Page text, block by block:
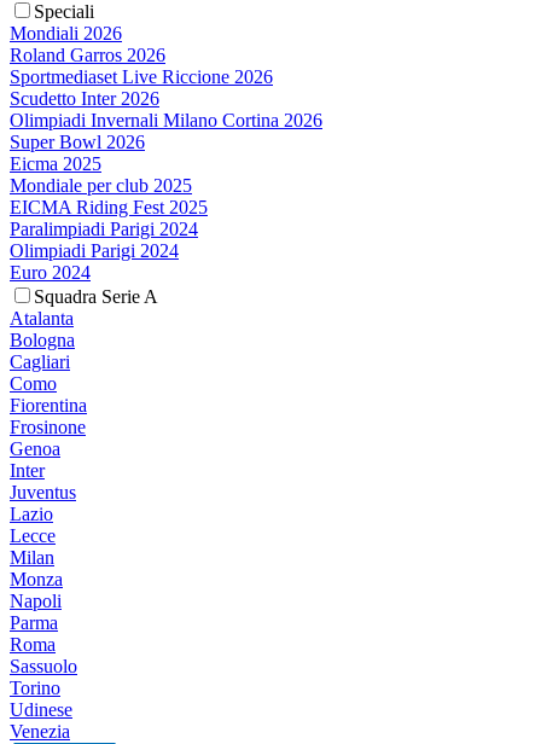
Speciali
Mondiali 2026
Roland Garros 2026
Sportmediaset Live Riccione 2026
Scudetto Inter 2026
Olimpiadi Invernali Milano Cortina 2026
Super Bowl 2026
Eicma 2025
Mondiale per club 2025
EICMA Riding Fest 2025
Paralimpiadi Parigi 2024
Olimpiadi Parigi 2024
Euro 2024
Squadra Serie A
Atalanta
Bologna
Cagliari
Como
Fiorentina
Frosinone
Genoa
Inter
Juventus
Lazio
Lecce
Milan
Monza
Napoli
Parma
Roma
Sassuolo
Torino
Udinese
Venezia